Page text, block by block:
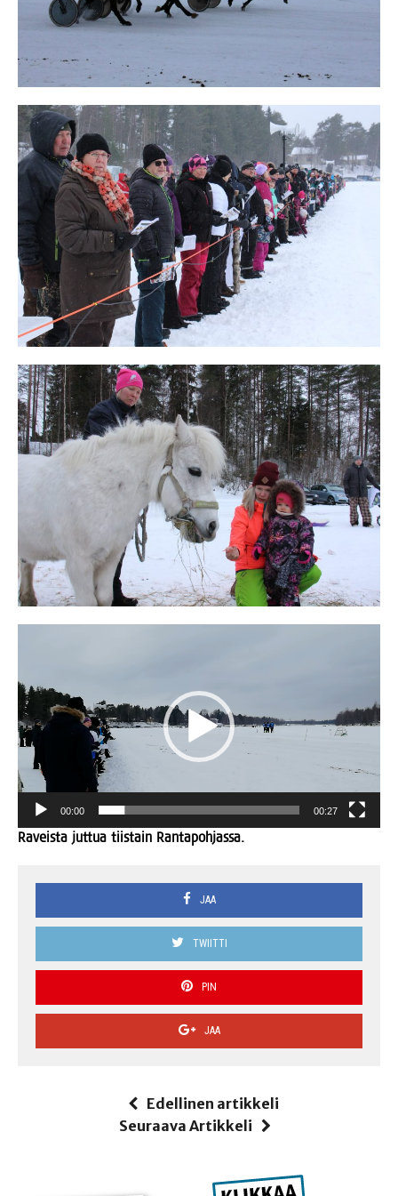
00:00 00:27
Raveis­ta jut­tua tiis­tain Rantapohjassa.
JAA
TWIITTI
PIN
JAA
Edellinen artikkeli
Seuraava Artikkeli